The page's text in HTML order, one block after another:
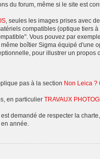
du forum, même si le site est
, seules les images prises avec
compatibles (optique tiers
Vous pouvez par
boîtier Sigma équipé d'une
pour illustrer un propos
pas à la section Non Leica ?
en particulier TRAVAUX
demandé de respecter la
année.